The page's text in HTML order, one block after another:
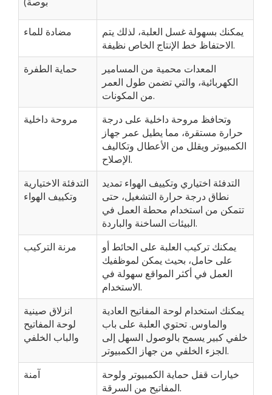
مضادة للماء
يمكنك بسهولة غسل العلبة، لذلك يتم
الاحتفاظ خط الإنتاج الخاص نظيفة.
حماية الطفرة
المعدات محمية من المسامير
الكهربائية، والتي تضمن طول العمر
من المكونات.
مروحة داخلية
وتحافظ مروحة داخلية على درجة
حرارة مستقرة، مما يطيل عمر جهاز
الكمبيوتر ويقلل من الأعطال وتكاليف
الإصلاح.
التدفئة الاختيارية
وتكييف الهواء
التدفئة اختياري وتكييف الهواء تمديد
نطاق درجة حرارة التشغيل، حتى
تتمكن من استخدام محطة العمل في
البيئات الساخنة والباردة.
مرنة التركيب
يمكنك تركيب العلبة على الحائط أو
على حامل، بحيث يمكن لموظفيك
العمل في أكثر المواقع سهولة في
الاستخدام.
انزلاق صينية
لوحة المفاتيح
والباب الخلفي
يمكنك استخدام لوحة المفاتيح العادية
والماوس. تحتوي العلبة على باب
خلفي كبير يسمح بالوصول السهل إلى
الجزء الخلفي من جهاز الكمبيوتر.
آمنة
خيارات قفل حماية الكمبيوتر ولوحة
المفاتيح من السرقة.